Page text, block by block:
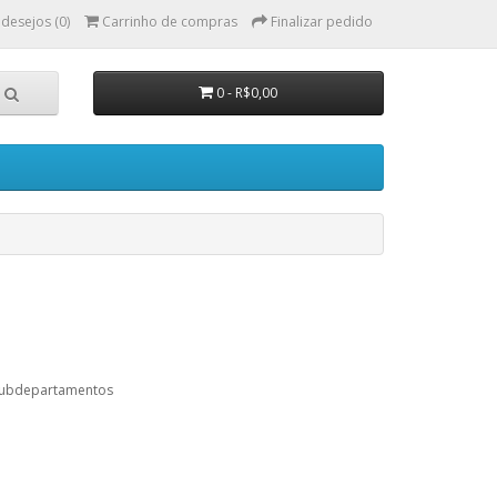
(0) Carrinho de compras Finalizar pedido
0 - R$0,00